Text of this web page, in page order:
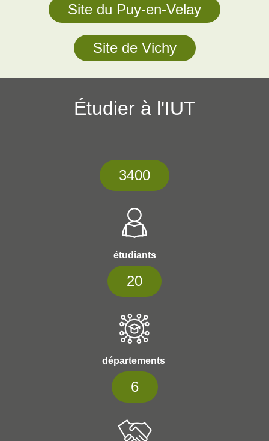
Site du Puy-en-Velay
Site de Vichy
Étudier à l'IUT
3400
étudiants
20
départements
6